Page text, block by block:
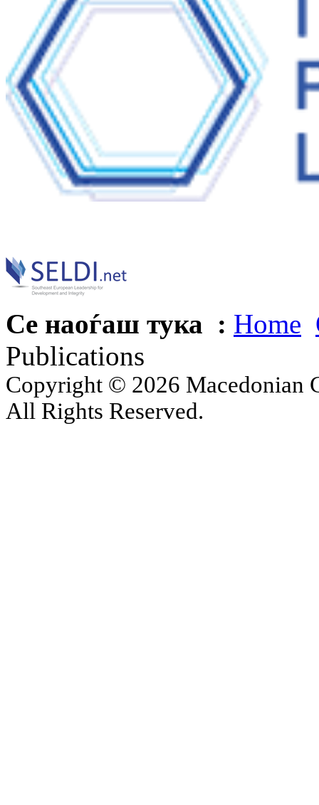
Се наоѓаш тука : Home
Publications
Copyright © 2026 Macedonian
All Rights Reserved.